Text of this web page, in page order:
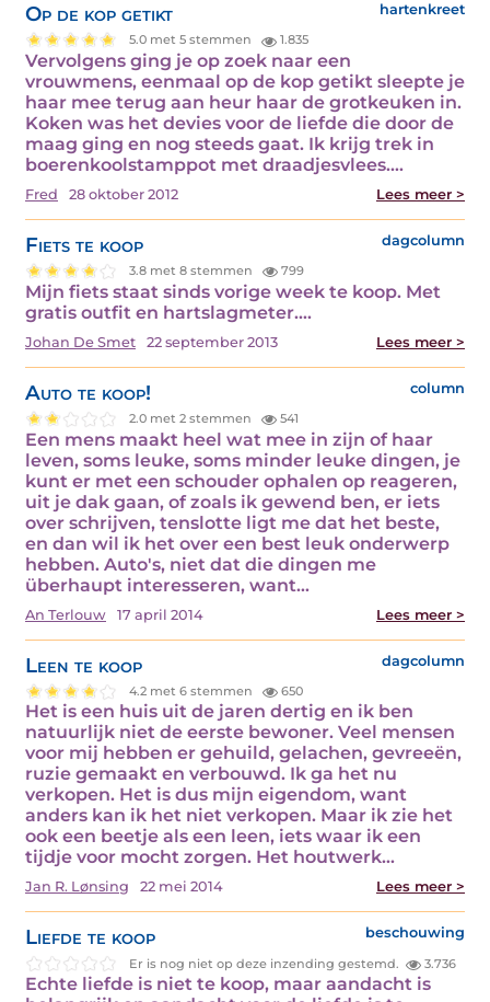
Op de kop getikt hartenkreet
5.0 met 5 stemmen 1.835
Vervolgens ging je op zoek naar een
vrouwmens, eenmaal op de kop getikt sleepte je
haar mee terug aan heur haar de grotkeuken in.
Koken was het devies voor de liefde die door de
maag ging en nog steeds gaat. Ik krijg trek in
boerenkoolstamppot met draadjesvlees.…
Fred 28 oktober 2012 Lees meer >
Fiets te koop dagcolumn
3.8 met 8 stemmen 799
Mijn fiets staat sinds vorige week te koop. Met
gratis outfit en hartslagmeter.…
Johan De Smet 22 september 2013 Lees meer >
Auto te koop! column
2.0 met 2 stemmen 541
Een mens maakt heel wat mee in zijn of haar
leven, soms leuke, soms minder leuke dingen, je
kunt er met een schouder ophalen op reageren,
uit je dak gaan, of zoals ik gewend ben, er iets
over schrijven, tenslotte ligt me dat het beste,
en dan wil ik het over een best leuk onderwerp
hebben. Auto's, niet dat die dingen me
überhaupt interesseren, want…
An Terlouw 17 april 2014 Lees meer >
Leen te koop dagcolumn
4.2 met 6 stemmen 650
Het is een huis uit de jaren dertig en ik ben
natuurlijk niet de eerste bewoner. Veel mensen
voor mij hebben er gehuild, gelachen, gevreeën,
ruzie gemaakt en verbouwd. Ik ga het nu
verkopen. Het is dus mijn eigendom, want
anders kan ik het niet verkopen. Maar ik zie het
ook een beetje als een leen, iets waar ik een
tijdje voor mocht zorgen. Het houtwerk…
Jan R. Lønsing 22 mei 2014 Lees meer >
Liefde te koop beschouwing
Er is nog niet op deze inzending gestemd. 3.736
Echte liefde is niet te koop, maar aandacht is